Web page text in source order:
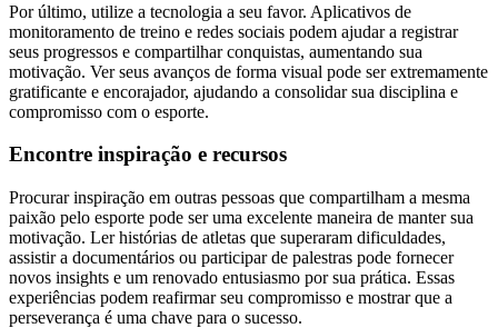
Por último, utilize a tecnologia a seu favor. Aplicativos de
monitoramento de treino e redes sociais podem ajudar a registrar
seus progressos e compartilhar conquistas, aumentando sua
motivação. Ver seus avanços de forma visual pode ser extremamente
gratificante e encorajador, ajudando a consolidar sua disciplina e
compromisso com o esporte.
Encontre inspiração e recursos
Procurar inspiração em outras pessoas que compartilham a mesma
paixão pelo esporte pode ser uma excelente maneira de manter sua
motivação. Ler histórias de atletas que superaram dificuldades,
assistir a documentários ou participar de palestras pode fornecer
novos insights e um renovado entusiasmo por sua prática. Essas
experiências podem reafirmar seu compromisso e mostrar que a
perseverança é uma chave para o sucesso.